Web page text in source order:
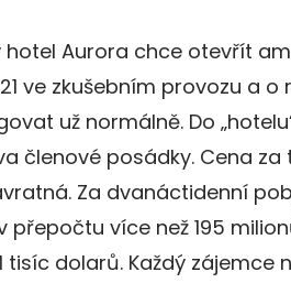
hotel Aurora chce otevřít
ve zkušebním provozu a
už normálně. Do
členové posádky. Cena
Za dvanáctidenní
přepočtu více než 195
tisíc dolarů. Každý